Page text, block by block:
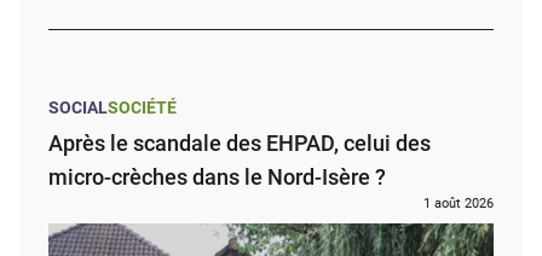
SOCIALSOCIÉTÉ
Après le scandale des EHPAD, celui des
micro-crèches dans le Nord-Isère ?
1 août 2026